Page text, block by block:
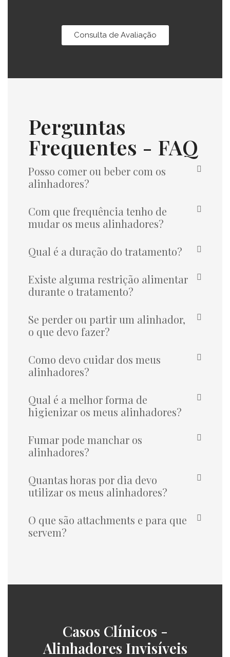
Consulta de Avaliação
Perguntas
Frequentes - FAQ
Posso comer ou beber com os
alinhadores?
Com que frequência tenho de
mudar os meus alinhadores?
Qual é a duração do tratamento?
Existe alguma restrição alimentar
durante o tratamento?
Se perder ou partir um alinhador,
o que devo fazer?
Como devo cuidar dos meus
alinhadores?
Qual é a melhor forma de
higienizar os meus alinhadores?
Fumar pode manchar os
alinhadores?
Quantas horas por dia devo
utilizar os meus alinhadores?
O que são attachments e para que
servem?
Casos Clínicos -
Alinhadores Invisíveis